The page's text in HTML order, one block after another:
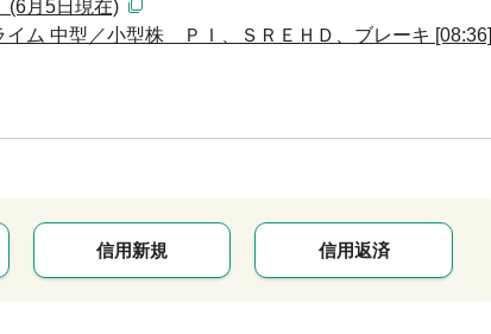
(6月5日現在)
ム 中型／小型株 ＰＩ、ＳＲＥＨＤ、ブレーキ [08:36]
信用新規 信用返済